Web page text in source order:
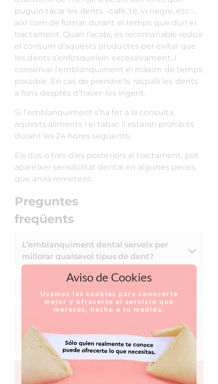
puguin tacar les dents –cafè, té, vi negre, etc.-,
així com de fumar. durant el temps que duri el
tractament. Quan l’acabi, és recomanable reduir
el consum d’aquests productes per evitar que
les dents s’enfosqueixin excessivament, i
conservar l’emblanquiment el màxim de temps
possible. En cas de prendre’ls, raspalli les dents
a fons després d’haver-los ingerit.
Si l’emblanquiment s’ha fet a la consulta,
aquests aliments i el tabac li estaran prohibits
durant les 24 hores següents.
Els dos o tres dies posteriors al tractament, pot
aparèixer sensibilitat dental en algunes peces,
que anirà remetent.
Preguntes
freqüents
L’emblanquiment dental serveix per
millorar qualsevol tipus de dent?
quines mesures puc prendre per
endarrerir l’enfosquiment de les dents?
FORMULARI DE CONTACTE
Aviso de Cookies
Usamos las cookies para conocerte
mejor y ofrecerte el servicio que
mereces, hecho a tu medida.